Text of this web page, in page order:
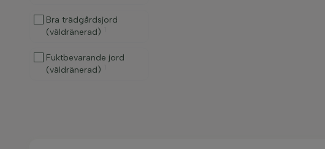
Bra trädgårdsjord
(väldränerad)
Fuktbevarande jord
(väldränerad)